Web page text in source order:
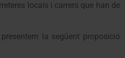
locals i carrers que han de
la següent proposició